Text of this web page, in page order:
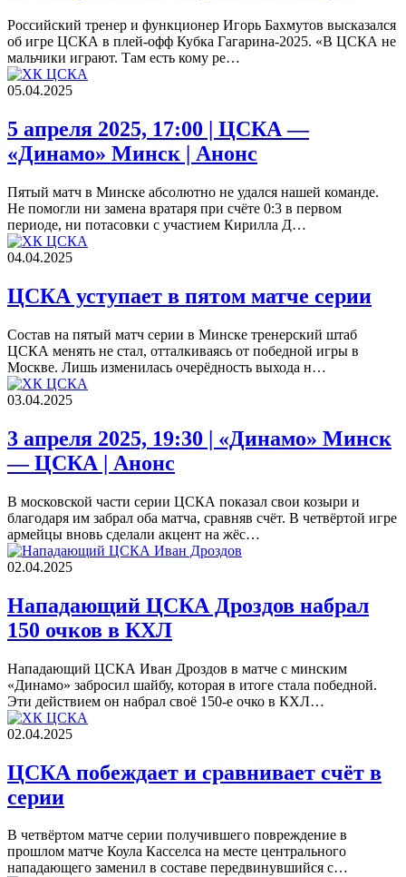
Российский тренер и функционер Игорь Бахмутов высказался
об игре ЦСКА в плей-офф Кубка Гагарина-2025. «В ЦСКА не
мальчики играют. Там есть кому ре…
05.04.2025
5 апреля 2025, 17:00 | ЦСКА —
«Динамо» Минск | Анонс
Пятый матч в Минске абсолютно не удался нашей команде.
Не помогли ни замена вратаря при счёте 0:3 в первом
периоде, ни потасовки с участием Кирилла Д…
04.04.2025
ЦСКА уступает в пятом матче серии
Состав на пятый матч серии в Минске тренерский штаб
ЦСКА менять не стал, отталкиваясь от победной игры в
Москве. Лишь изменилась очерёдность выхода н…
03.04.2025
3 апреля 2025, 19:30 | «Динамо» Минск
— ЦСКА | Анонс
В московской части серии ЦСКА показал свои козыри и
благодаря им забрал оба матча, сравняв счёт. В четвёртой игре
армейцы вновь сделали акцент на жёс…
02.04.2025
Нападающий ЦСКА Дроздов набрал
150 очков в КХЛ
Нападающий ЦСКА Иван Дроздов в матче с минским
«Динамо» забросил шайбу, которая в итоге стала победной.
Эти действием он набрал своё 150-е очко в КХЛ…
02.04.2025
ЦСКА побеждает и сравнивает счёт в
серии
В четвёртом матче серии получившего повреждение в
прошлом матче Коула Касселса на месте центрального
нападающего заменил в составе передвинувшийся с…